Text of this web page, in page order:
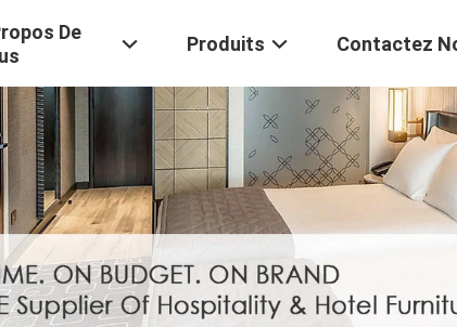
De
Produits Contactez